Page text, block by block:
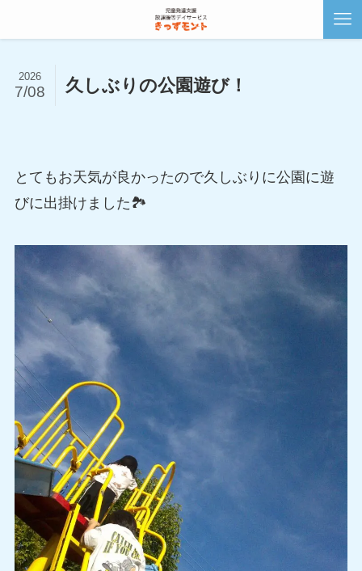
久しぶりの公園遊び！
2026
7/08
とてもお天気が良かったので久しぶりに公園に遊
びに出掛けました🏞